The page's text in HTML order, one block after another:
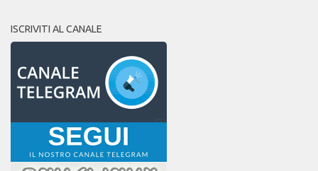
ISCRIVITI AL CANALE